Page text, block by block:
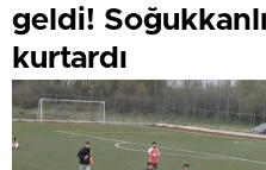
geldi!
kurtardı